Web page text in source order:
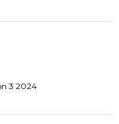
3 2024